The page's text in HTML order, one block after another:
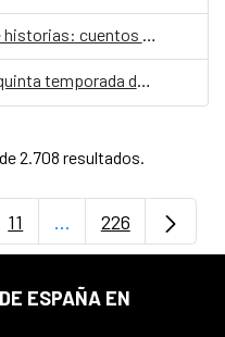
Relatos que siembran, llega la quinta temporada de Cuentos en Red
2.708 resultados.
Use TAB para
Página
11 ...PáginasPágina
226
ESPAÑA EN